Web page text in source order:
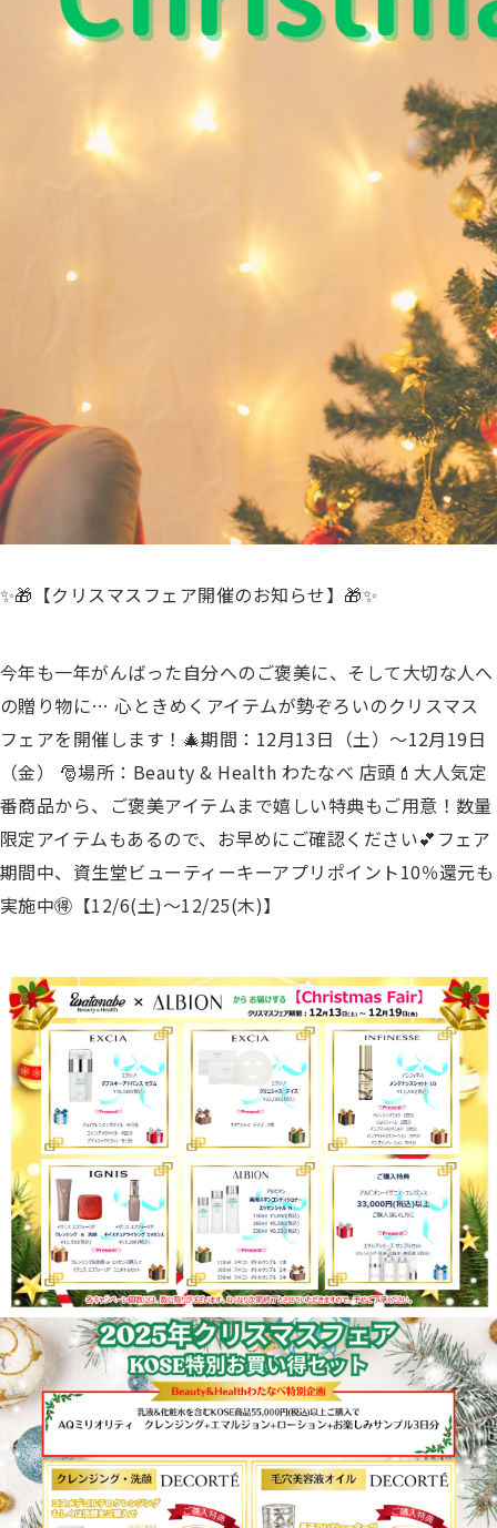
✨🎁【クリスマスフェア開催のお知らせ】🎁✨
今年も一年がんばった自分へのご褒美に、そして大切な人へ
の贈り物に… 心ときめくアイテムが勢ぞろいのクリスマス
フェアを開催します！ 🎄期間：12月13日（土）～12月19日
（金）
🎅場所：Beauty & Health わたなべ 店頭 💄大人気定
番商品から、ご褒美アイテムまで嬉しい特典もご用意！数量
限定アイテムもあるので、お早めにご確認ください💕 フェア
期間中、資生堂ビューティーキーアプリポイント10％還元も
実施中🉐【12/6(土)〜12/25(木)】